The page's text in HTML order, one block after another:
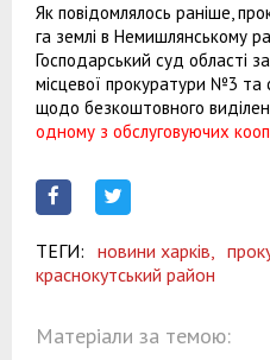
Як повідомлялось раніше,
га землі в Немишлянському
Господарський суд області
місцевої прокуратури №3 та
щодо безкоштовного
одному з обслуговуючих
ТЕГИ: новини харків,
краснокутський район
Матеріали за темою: